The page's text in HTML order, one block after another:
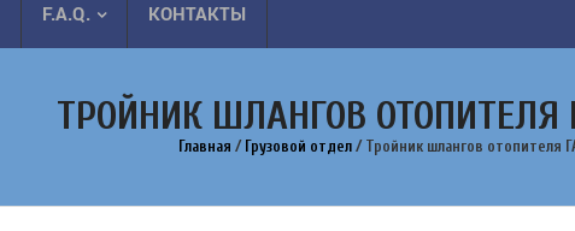
F.A.Q. КОНТАКТЫ
ТРОЙНИК ШЛАНГОВ ОТОПИТЕЛЯ
Главная / Грузовой отдел / Тройник шлангов отопителя